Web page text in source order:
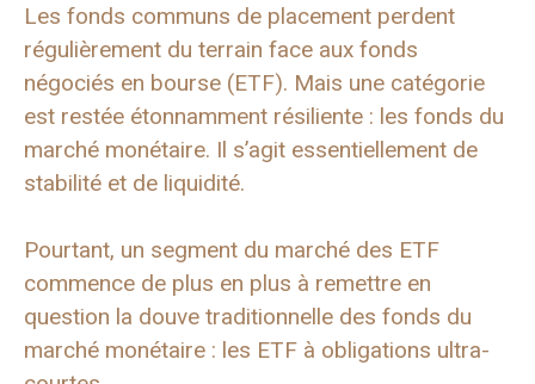
Les fonds communs de placement perdent
régulièrement du terrain face aux fonds
négociés en bourse (ETF). Mais une catégorie
est restée étonnamment résiliente : les fonds du
marché monétaire. Il s’agit essentiellement de
stabilité et de liquidité.
Pourtant, un segment du marché des ETF
commence de plus en plus à remettre en
question la douve traditionnelle des fonds du
marché monétaire : les ETF à obligations ultra-